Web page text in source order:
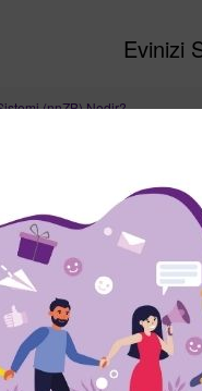
Evinizi
(nnZB) Nedir?
Sistemi
Son